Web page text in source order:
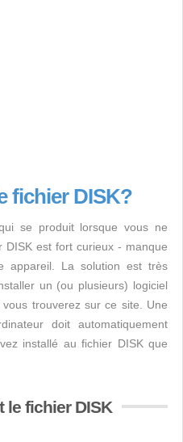
fichier DISK?
se produit lorsque vous ne
est fort curieux - manque
appareil. La solution est très
un (ou plusieurs) logiciel
trouverez sur ce site. Une
doit automatiquement
installé au fichier DISK que
fichier DISK